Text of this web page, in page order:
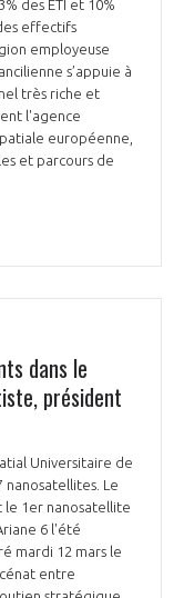
des ETI et 10%
effectifs
employeuse
s’appuie à
très riche et
l'agence
européenne,
et parcours de
dans le
président
Universitaire de
nanosatellites. Le
le 1er nanosatellite
6 l'été
mardi 12 mars le
entre